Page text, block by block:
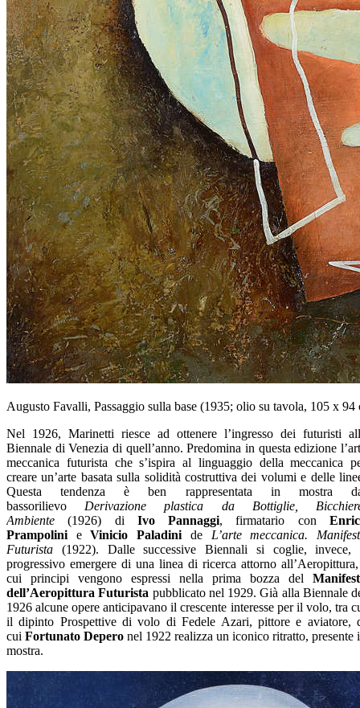
Augusto Favalli, Passaggio sulla base (1935; olio su tavola, 105 x 94
Nel 1926, Marinetti riesce ad ottenere l’ingresso dei futuristi
Biennale di Venezia di quell’anno. Predomina in questa edizione
meccanica futurista che s’ispira al linguaggio della meccanica
creare un’arte basata sulla solidità costruttiva dei volumi e delle
Questa tendenza è ben rappresentata in mostra
bassorilievo Derivazione plastica da Bottiglie,
Ambiente (1926) di Ivo Pannaggi, firmatario con
Prampolini eVinicio Paladini de L’arte meccanica.
Futurista (1922). Dalle successive Biennali si coglie, invece,
progressivo emergere di una linea di ricerca attorno
cui principi vengono espressi nella prima bozza del
dell’Aeropittura Futurista pubblicato nel 1929. Già alla Biennale
1926 alcune opere anticipavano il crescente interesse per il volo, tra
il dipinto Prospettive di volo di Fedele Azari, pittore e aviatore,
cui Fortunato Depero nel 1922 realizza un iconico ritratto, presente
mostra.